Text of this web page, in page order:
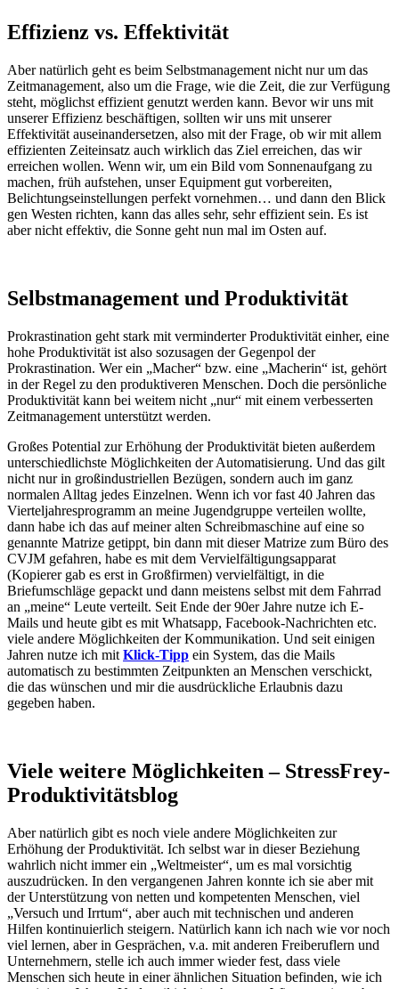
Effizienz vs. Effektivität
Aber natürlich geht es beim Selbstmanagement nicht nur um das
Zeitmanagement, also um die Frage, wie die Zeit, die zur Verfügung
steht, möglichst effizient genutzt werden kann. Bevor wir uns mit
unserer Effizienz beschäftigen, sollten wir uns mit unserer
Effektivität auseinandersetzen, also mit der Frage, ob wir mit allem
effizienten Zeiteinsatz auch wirklich das Ziel erreichen, das wir
erreichen wollen. Wenn wir, um ein Bild vom Sonnenaufgang zu
machen, früh aufstehen, unser Equipment gut vorbereiten,
Belichtungseinstellungen perfekt vornehmen… und dann den Blick
gen Westen richten, kann das alles sehr, sehr effizient sein. Es ist
aber nicht effektiv, die Sonne geht nun mal im Osten auf.
Selbstmanagement und Produktivität
Prokrastination geht stark mit verminderter Produktivität einher, eine
hohe Produktivität ist also sozusagen der Gegenpol der
Prokrastination. Wer ein „Macher“ bzw. eine „Macherin“ ist, gehört
in der Regel zu den produktiveren Menschen. Doch die persönliche
Produktivität kann bei weitem nicht „nur“ mit einem verbesserten
Zeitmanagement unterstützt werden.
Großes Potential zur Erhöhung der Produktivität bieten außerdem
unterschiedlichste Möglichkeiten der Automatisierung. Und das gilt
nicht nur in großindustriellen Bezügen, sondern auch im ganz
normalen Alltag jedes Einzelnen. Wenn ich vor fast 40 Jahren das
Vierteljahresprogramm an meine Jugendgruppe verteilen wollte,
dann habe ich das auf meiner alten Schreibmaschine auf eine so
genannte Matrize getippt, bin dann mit dieser Matrize zum Büro des
CVJM gefahren, habe es mit dem Vervielfältigungsapparat
(Kopierer gab es erst in Großfirmen) vervielfältigt, in die
Briefumschläge gepackt und dann meistens selbst mit dem Fahrrad
an „meine“ Leute verteilt. Seit Ende der 90er Jahre nutze ich E-
Mails und heute gibt es mit Whatsapp, Facebook-Nachrichten etc.
viele andere Möglichkeiten der Kommunikation. Und seit einigen
Jahren nutze ich mit Klick-Tipp ein System, das die Mails
automatisch zu bestimmten Zeitpunkten an Menschen verschickt,
die das wünschen und mir die ausdrückliche Erlaubnis dazu
gegeben haben.
Viele weitere Möglichkeiten – StressFrey-
Produktivitätsblog
Aber natürlich gibt es noch viele andere Möglichkeiten zur
Erhöhung der Produktivität. Ich selbst war in dieser Beziehung
wahrlich nicht immer ein „Weltmeister“, um es mal vorsichtig
auszudrücken. In den vergangenen Jahren konnte ich sie aber mit
der Unterstützung von netten und kompetenten Menschen, viel
„Versuch und Irrtum“, aber auch mit technischen und anderen
Hilfen kontinuierlich steigern. Natürlich kann ich nach wie vor noch
viel lernen, aber in Gesprächen, v.a. mit anderen Freiberuflern und
Unternehmern, stelle ich auch immer wieder fest, dass viele
Menschen sich heute in einer ähnlichen Situation befinden, wie ich